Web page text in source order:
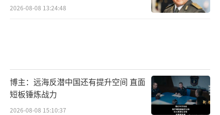
逆施引发日本国内和包括中国在内的地区国家
许日本军国主义死灰复燃的表态和行动掷地有
声、铿锵有力。谭主想说，高市早苗的猖狂挑
衅和右翼势力的疯狂试探，正在把日本和地区
2026-08-08 13:24:48
博主：远海反潜中国还有提升空间 直面
短板锤炼战力
2026-08-08 15:10:37